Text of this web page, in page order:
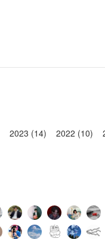
2023 (14) 2022 (10)